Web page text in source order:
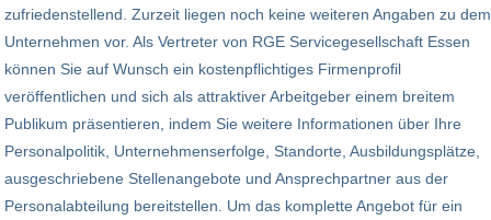
zufriedenstellend. Zurzeit liegen noch keine weiteren Angaben zu dem
Unternehmen vor. Als Vertreter von RGE Servicegesellschaft Essen
können Sie auf Wunsch ein kostenpflichtiges Firmenprofil
veröffentlichen und sich als attraktiver Arbeitgeber einem breitem
Publikum präsentieren, indem Sie weitere Informationen über Ihre
Personalpolitik, Unternehmenserfolge, Standorte, Ausbildungsplätze,
ausgeschriebene Stellenangebote und Ansprechpartner aus der
Personalabteilung bereitstellen. Um das komplette Angebot für ein